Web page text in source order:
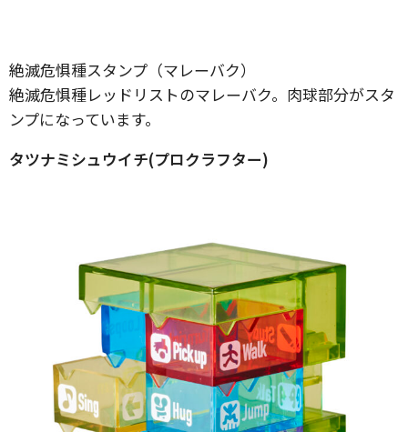
絶滅危惧種スタンプ（マレーバク）
絶滅危惧種レッドリストのマレーバク。肉球部分がスタ
ンプになっています。
タツナミシュウイチ(プロクラフター)